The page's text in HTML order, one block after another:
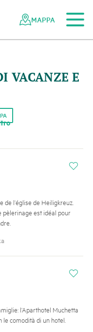
MAPPA
VACANZE E
i
l’église de Heiligkreuz.
pèlerinage est idéal pour
i
l’Aparthotel Muchetta
comodità di un hotel.